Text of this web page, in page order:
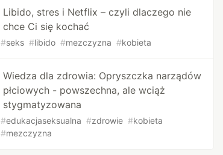
Libido, stres i Netflix – czyli dlaczego nie
chce Ci się kochać
#seks #libido #mezczyzna #kobieta
Wiedza dla zdrowia: Opryszczka narządów
płciowych - powszechna, ale wciąż
stygmatyzowana
#edukacjaseksualna #zdrowie #kobieta
#mezczyzna